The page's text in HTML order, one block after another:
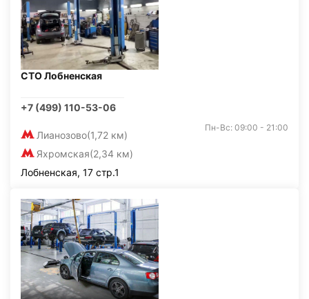
СТО Лобненская
+7 (499) 110-53-06
Лианозово(1,72 км)
Яхромская(2,34 км)
Пн-Вс: 09:00 - 21:00
Лобненская, 17 стр.1